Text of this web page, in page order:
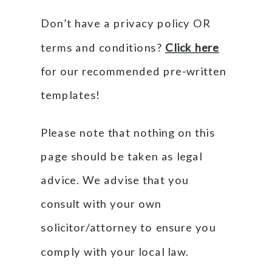
Don’t have a privacy policy OR
terms and conditions? Click here
for our recommended pre-written
templates!
Please note that nothing on this
page should be taken as legal
advice. We advise that you
consult with your own
solicitor/attorney to ensure you
comply with your local law.